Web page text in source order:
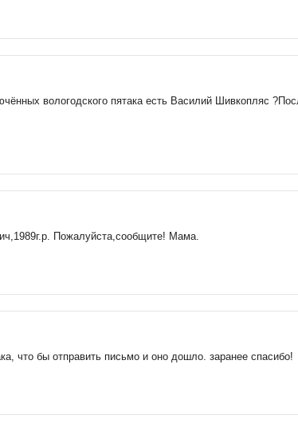
вологодского пятака есть Василий Шивкопляс
Пожалуйста,сообщите! Мама.
что бы отправить письмо и оно дошло. заранее спасибо!